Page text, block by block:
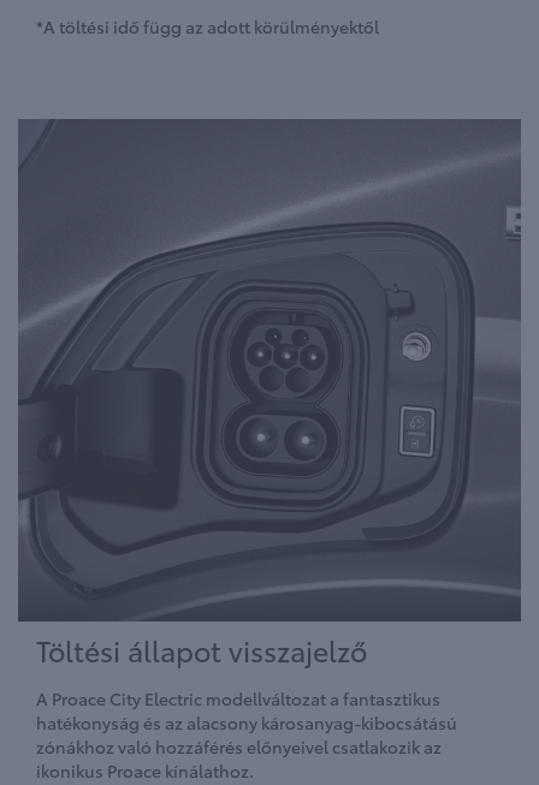
*A töltési idő függ az adott körülményektől
Töltési állapot visszajelző
A Proace City Electric modellváltozat a fantasztikus
hatékonyság és az alacsony károsanyag-kibocsátású
zónákhoz való hozzáférés előnyeivel csatlakozik az
ikonikus Proace kínálathoz.